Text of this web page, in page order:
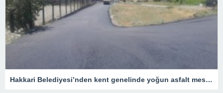
Hakkari Belediyesi’nden kent genelinde yoğun asfalt mesaisi